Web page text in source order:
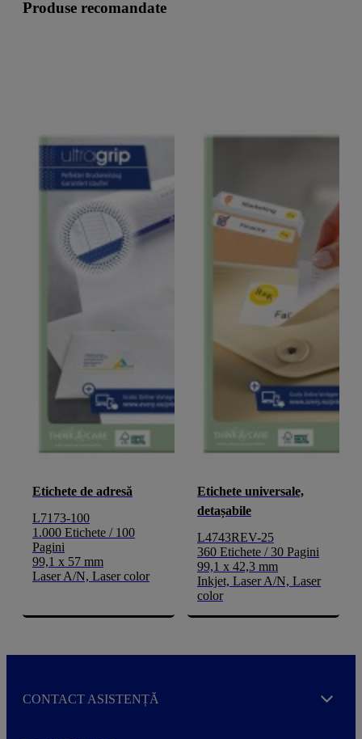
Produse recomandate
Etichete de adresă
L7173-100
1.000 Etichete / 100
Pagini
99,1 x 57 mm
Laser A/N, Laser color
Etichete universale,
detașabile
L4743REV-25
360 Etichete / 30 Pagini
99,1 x 42,3 mm
Inkjet, Laser A/N, Laser
color
CONTACT ASISTENȚĂ Expand